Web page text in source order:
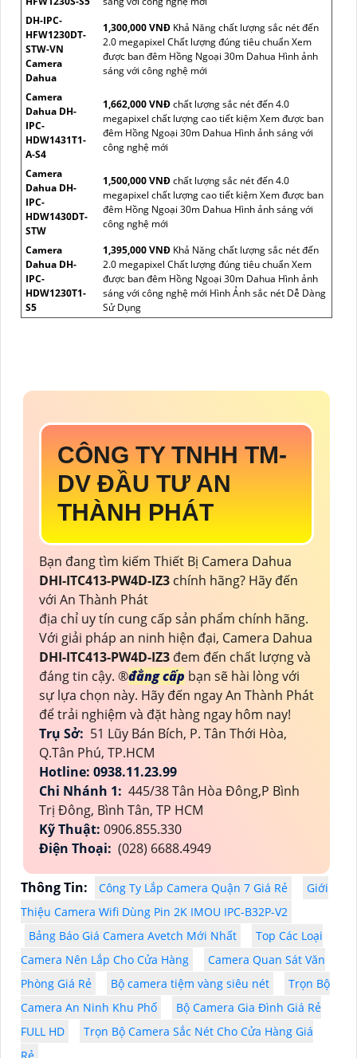
DH-IPC-
HFW1230DT-
STW-VN
Camera
Dahua
1,300,000 VNĐ Khả Năng chất lượng sắc nét đến
2.0 megapixel Chất lượng đúng tiêu chuẩn Xem
được ban đêm Hồng Ngoại 30m Dahua Hình ảnh
sáng với công nghệ mới
Camera
Dahua DH-
IPC-
HDW1431T1-
A-S4
1,662,000 VNĐchất lượng sắc nét đến 4.0
megapixel chất lượng cao tiết kiệm Xem được ban
đêm Hồng Ngoại 30m Dahua Hình ảnh sáng với
công nghệ mới
Camera
Dahua DH-
IPC-
HDW1430DT-
STW
1,500,000 VNĐchất lượng sắc nét đến 4.0
megapixel chất lượng cao tiết kiệm Xem được ban
đêm Hồng Ngoại 30m Dahua Hình ảnh sáng với
công nghệ mới
Camera
Dahua DH-
IPC-
HDW1230T1-
S5
1,395,000 VNĐ Khả Năng chất lượng sắc nét đến
2.0 megapixel Chất lượng đúng tiêu chuẩn Xem
được ban đêm Hồng Ngoại 30m Dahua Hình ảnh
sáng với công nghệ mới Hình Ảnh sắc nét Dễ Dàng
Sử Dụng
CÔNG TY TNHH TM-
DV ĐẦU TƯ AN
THÀNH PHÁT
Bạn đang tìm kiếm Thiết Bị Camera Dahua
DHI-ITC413-PW4D-IZ3 chính hãng? Hãy đến
với An Thành Phát
địa chỉ uy tín cung cấp sản phẩm chính hãng.
Với giải pháp an ninh hiện đại, Camera Dahua
DHI-ITC413-PW4D-IZ3 đem đến chất lượng và
đáng tin cậy. ®️đẳng cấp bạn sẽ hài lòng với
sự lựa chọn này. Hãy đến ngay An Thành Phát
để trải nghiệm và đặt hàng ngay hôm nay!
Trụ Sở: 51 Lũy Bán Bích, P. Tân Thới Hòa,
Q.Tân Phú, TP.HCM
Hotline: 0938.11.23.99
Chi Nhánh 1: 445/38 Tân Hòa Đông,P Bình
Trị Đông, Bình Tân, TP HCM
Kỹ Thuật: 0906.855.330
Điện Thoại: (028) 6688.4949
Thông Tin: Công Ty Lắp Camera Quận 7 Giá Rẻ
Giới
Thiệu Camera Wifi Dùng Pin 2K IMOU IPC-B32P-V2
Bảng Báo Giá Camera Avetch Mới Nhất
Top Các Loại
Camera Nên Lắp Cho Cửa Hàng
Camera Quan Sát Văn
Phòng Giá Rẻ
Bộ camera tiệm vàng siêu nét
Trọn Bộ
Camera An Ninh Khu Phố
Bộ Camera Gia Đình Giá Rẻ
FULL HD
Trọn Bộ Camera Sắc Nét Cho Cửa Hàng Giá